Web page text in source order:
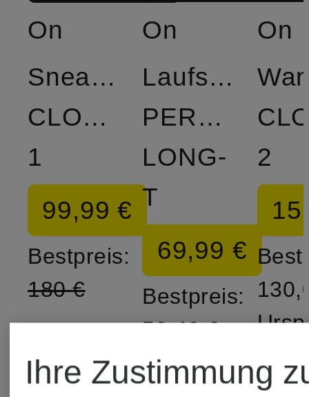
On
Sneaker
CLOUDMONSTER
1
99,99 €
Bestpreis:
180 €
On
Laufshirt
LONG-
T
69,99 €
Bestpreis:
59,49 €
Ursprünglich:
On
2
Ihre Zustimmung